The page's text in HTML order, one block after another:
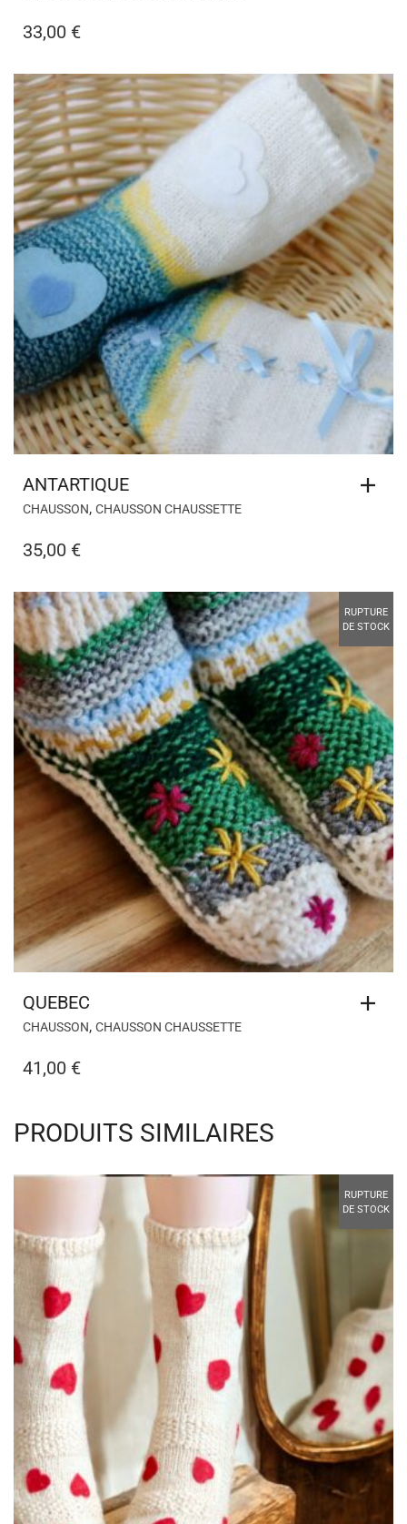
33,00 €
ANTARTIQUE
CHAUSSON, CHAUSSON CHAUSSETTE
35,00 €
RUPTURE
DE STOCK
QUEBEC
CHAUSSON, CHAUSSON CHAUSSETTE
41,00 €
PRODUITS SIMILAIRES
RUPTURE
DE STOCK